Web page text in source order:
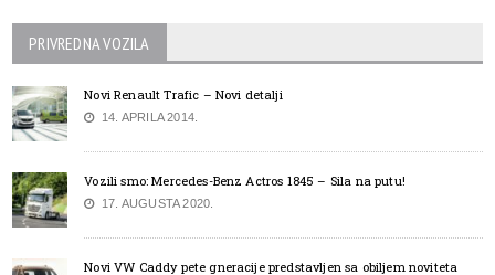
PRIVREDNA VOZILA
Novi Renault Trafic – Novi detalji
14. APRILA 2014.
Vozili smo: Mercedes-Benz Actros 1845 – Sila na putu!
17. AUGUSTA 2020.
Novi VW Caddy pete gneracije predstavljen sa obiljem noviteta